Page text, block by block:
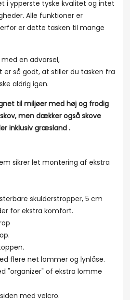
i ypperste tyske kvalitet og intet
Alle funktioner er
er dette tasken til mange
en advarsel,
så godt, at stiller du tasken fra
aldrig igen.
til miljøer med høj og frodig
men dækker også skove
inklusiv græsland .
sikrer let montering af ekstra
skulderstropper, 5 cm
for ekstra komfort.
flere net lommer og lynlåse.
"organizer" of ekstra lomme
med velcro.